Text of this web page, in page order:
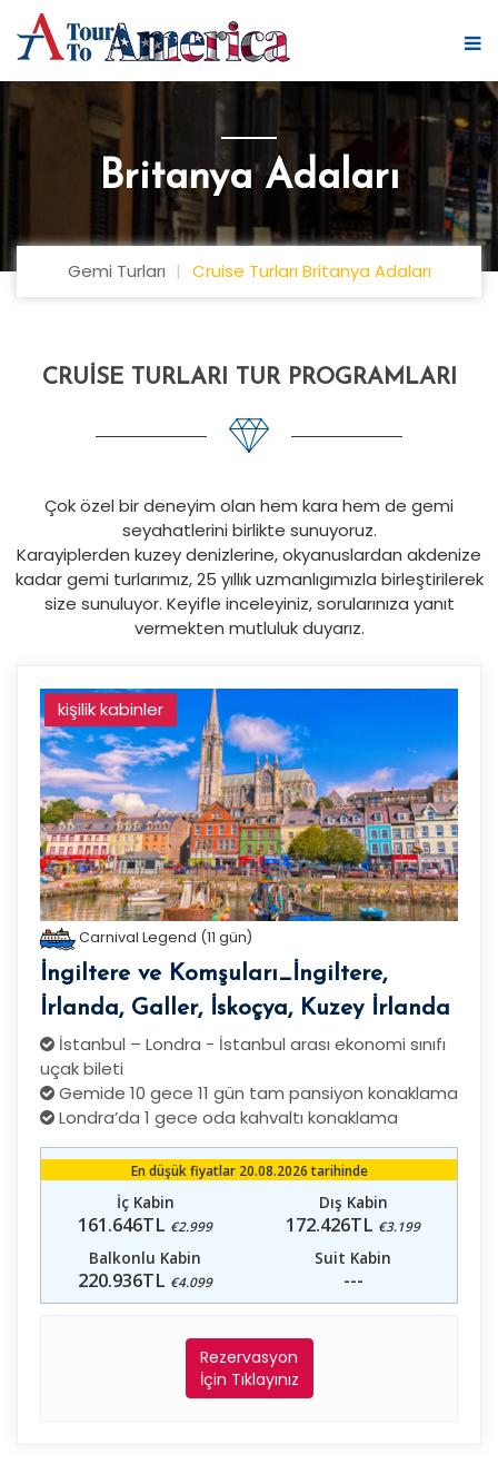
Britanya Adaları
Gemi Turları Cruise Turları Britanya Adaları
CRUISE TURLARI TUR PROGRAMLARI
Çok özel bir deneyim olan hem kara hem de gemi
seyahatlerini birlikte sunuyoruz.
Karayiplerden kuzey denizlerine, okyanuslardan akdenize
kadar gemi turlarımız, 25 yıllık uzmanlıgımızla birleştirilerek
size sunuluyor. Keyifle inceleyiniz, sorularınıza yanıt
vermekten mutluluk duyarız.
kişilik kabinler
Carnival Legend (11 gün)
İngiltere ve Komşuları_İngiltere,
İrlanda, Galler, İskoçya, Kuzey İrlanda
İstanbul – Londra - İstanbul arası ekonomi sınıfı
uçak bileti
Gemide 10 gece 11 gün tam pansiyon konaklama
Londra’da 1 gece oda kahvaltı konaklama
En düşük fiyatlar 20.08.2026 tarihinde
İç Kabin
161.646TL €2.999
Dış Kabin
172.426TL €3.199
Balkonlu Kabin
220.936TL €4.099
Suit Kabin
---
Rezervasyon
İçin Tıklayınız